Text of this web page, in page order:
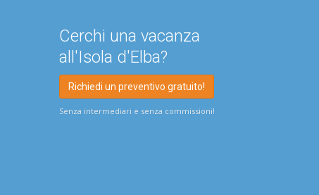
Cerchi una vacanza
all'Isola d'Elba?
Richiedi un preventivo gratuito!
Senza intermediari e senza commissioni!